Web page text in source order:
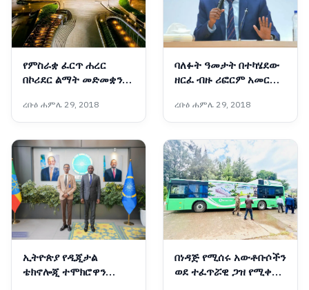
የምስራቋ ፈርጥ ሐረር
በኮሪደር ልማት መድመቋን
ረቡዕ ሐምሌ 29, 2018
ባለፉት ዓመታት በተካሄደው
ዘርፈ ብዙ ሪፎርም አመርቂ
አቶ አደም ፋራህ
ረቡዕ ሐምሌ 29, 2018
ኢትዮጵያ የዲጂታል
ቴክኖሎጂ ተሞክሮዋን
በነዳጅ የሚሰሩ አውቶቡሶችን
ወደ ተፈጥሯዊ ጋዝ የሚቀይር